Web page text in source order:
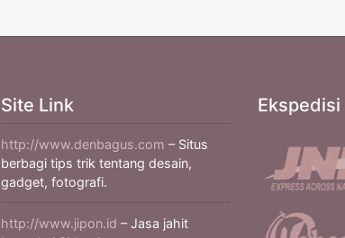
Site Link
http://www.denbagus.com – Situs
berbagi tips trik tentang desain,
gadget, fotografi.
http://www.jipon.id – Jasa jahit
Ekspedisi